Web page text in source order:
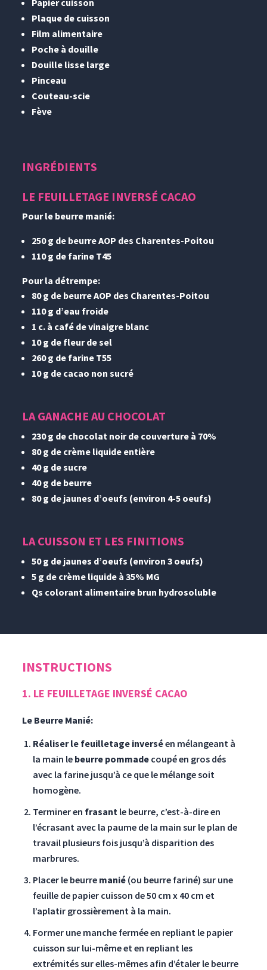
Plaque de cuisson
Film alimentaire
Poche à douille
Douille lisse large
Pinceau
Couteau-scie
Fève
INGRÉDIENTS
LE FEUILLETAGE INVERSÉ CACAO
Pour le beurre manié:
250 g de beurre AOP des Charentes-Poitou
110 g de farine T45
Pour la détrempe:
80 g de beurre AOP des Charentes-Poitou
110 g d’eau froide
1 c. à café devinaigre blanc
10 g de fleur de sel
260 g de farine T55
10 g de cacao non sucré
LA GANACHE AU CHOCOLAT
230 g de chocolat noir de couverture à 70%
80 g de crème liquide entière
40 g de sucre
40 g de beurre
80 g de jaunes d’oeufs (environ 4-5 oeufs)
LA CUISSON ET LES FINITIONS
50 g de jaunes d’oeufs (environ 3 oeufs)
5 g de crème liquide à 35% MG
Qs colorant alimentaire brun hydrosoluble
INSTRUCTIONS
1. LE FEUILLETAGE INVERSÉ CACAO
Le Beurre Manié:
Réaliser le feuilletage inverséen mélangeant à
la main le beurre pommade coupé en gros dés
avec la farine jusqu’à ce que le mélange soit
homogène.
Terminer en frasant le beurre, c’est-à-dire en
l’écrasant avec la paume de la main sur le plan de
travail plusieurs fois jusqu’à disparition des
marbrures.
Placer le beurre manié (ou beurre fariné) sur une
feuille de papier cuisson de 50 cm x 40 cm et
l’aplatir grossièrement à la main.
Former une manche fermée en repliant le papier
cuisson sur lui-même et en repliant les
extrémités sur elles-mêmes afin d’étaler le beurre